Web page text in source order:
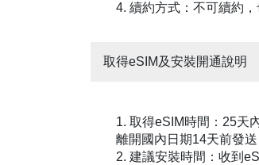
4. 續約方式：不可續約
取得eSIM及安裝開通說明
1. 取得eSIM時間：25天
離開國內日期14天前發
2. 建議安裝時間：收到